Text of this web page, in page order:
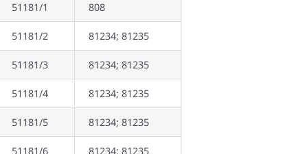
51181/1 808
51181/2 81234; 81235
51181/3 81234; 81235
51181/4 81234; 81235
51181/5 81234; 81235
51181/6 81234; 81235